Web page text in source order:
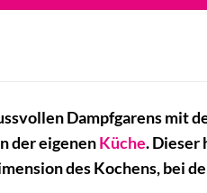
Dampfgarens mit
der eigenenKüche. Dieser
des Kochens, bei